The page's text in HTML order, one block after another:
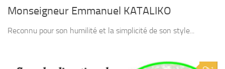
Monseigneur Emmanuel KATALIKO
Reconnu pour son humilité et la simplicité de son style...